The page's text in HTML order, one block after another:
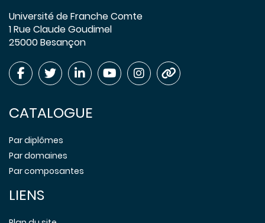
Université de Franche Comte
1 Rue Claude Goudimel
25000 Besançon
CATALOGUE
Par diplômes
Par domaines
Par composantes
LIENS